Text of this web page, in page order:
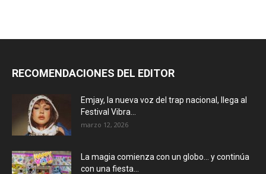
RECOMENDACIONES DEL EDITOR
Emjay, la nueva voz del trap nacional, llega al
Festival Vibra...
marzo 12, 2026
La magia comienza con un globo… y continúa
con una fiesta...